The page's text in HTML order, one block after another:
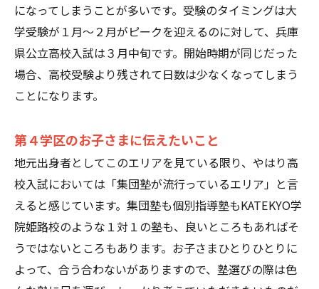
になってしまうことが多いです。受験のタイミングは大
学受験が１月～２月がピークを迎えるのに対して、兵庫
県公立高校入試は３月中旬です。開始時期が同じだった
場合、高校受験より残されて日数は少なくなってしまう
ことになります。
第４学区のお子さまに伝えたいこと
地元出身者としてこのエリアを見ている限り、やはり高
校入試においては「集団塾が流行っているエリア」と言
えると感じています。集団塾も個別指導塾もKATEKYO学
院姫路校のような１対１の塾も、良いところもあればそ
うではないところもあります。お子さまひとりひとりに
よって、合う合わないがありますので、塾選びの際は色